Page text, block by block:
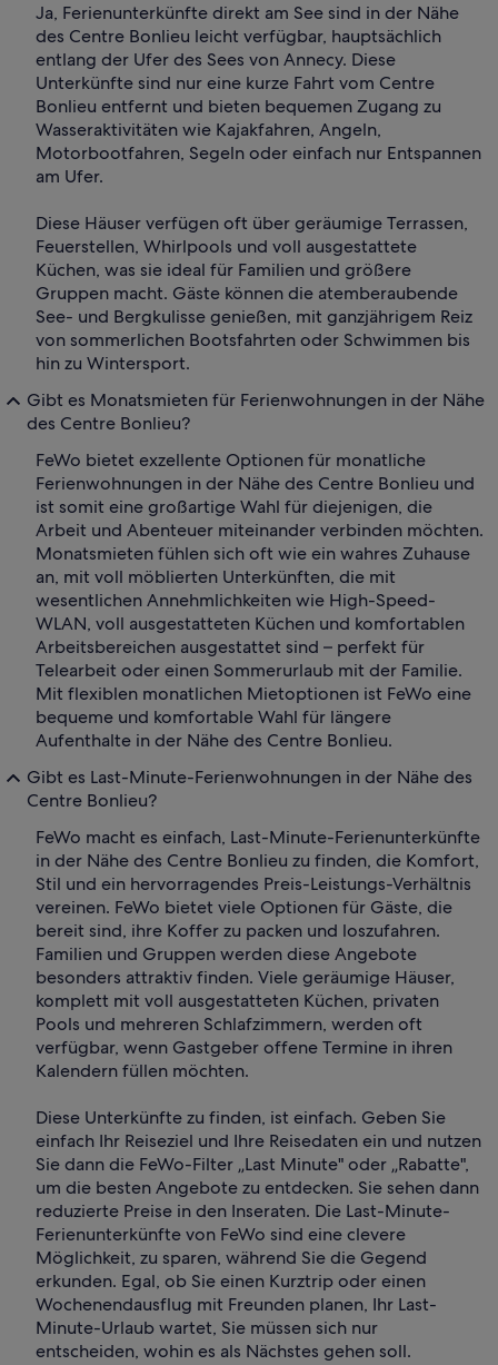
Ja, Ferienunterkünfte direkt am See sind in der Nähe
des Centre Bonlieu leicht verfügbar, hauptsächlich
entlang der Ufer des Sees von Annecy. Diese
Unterkünfte sind nur eine kurze Fahrt vom Centre
Bonlieu entfernt und bieten bequemen Zugang zu
Wasseraktivitäten wie Kajakfahren, Angeln,
Motorbootfahren, Segeln oder einfach nur Entspannen
am Ufer.
Diese Häuser verfügen oft über geräumige Terrassen,
Feuerstellen, Whirlpools und voll ausgestattete
Küchen, was sie ideal für Familien und größere
Gruppen macht. Gäste können die atemberaubende
See- und Bergkulisse genießen, mit ganzjährigem Reiz
von sommerlichen Bootsfahrten oder Schwimmen bis
hin zu Wintersport.
Gibt es Monatsmieten für Ferienwohnungen in der Nähe
des Centre Bonlieu?
FeWo bietet exzellente Optionen für monatliche
Ferienwohnungen in der Nähe des Centre Bonlieu und
ist somit eine großartige Wahl für diejenigen, die
Arbeit und Abenteuer miteinander verbinden möchten.
Monatsmieten fühlen sich oft wie ein wahres Zuhause
an, mit voll möblierten Unterkünften, die mit
wesentlichen Annehmlichkeiten wie High-Speed-
WLAN, voll ausgestatteten Küchen und komfortablen
Arbeitsbereichen ausgestattet sind – perfekt für
Telearbeit oder einen Sommerurlaub mit der Familie.
Mit flexiblen monatlichen Mietoptionen ist FeWo eine
bequeme und komfortable Wahl für längere
Aufenthalte in der Nähe des Centre Bonlieu.
Gibt es Last-Minute-Ferienwohnungen in der Nähe des
Centre Bonlieu?
FeWo macht es einfach, Last-Minute-Ferienunterkünfte
in der Nähe des Centre Bonlieu zu finden, die Komfort,
Stil und ein hervorragendes Preis-Leistungs-Verhältnis
vereinen. FeWo bietet viele Optionen für Gäste, die
bereit sind, ihre Koffer zu packen und loszufahren.
Familien und Gruppen werden diese Angebote
besonders attraktiv finden. Viele geräumige Häuser,
komplett mit voll ausgestatteten Küchen, privaten
Pools und mehreren Schlafzimmern, werden oft
verfügbar, wenn Gastgeber offene Termine in ihren
Kalendern füllen möchten.
Diese Unterkünfte zu finden, ist einfach. Geben Sie
einfach Ihr Reiseziel und Ihre Reisedaten ein und nutzen
Sie dann die FeWo-Filter „Last Minute" oder „Rabatte",
um die besten Angebote zu entdecken. Sie sehen dann
reduzierte Preise in den Inseraten. Die Last-Minute-
Ferienunterkünfte von FeWo sind eine clevere
Möglichkeit, zu sparen, während Sie die Gegend
erkunden. Egal, ob Sie einen Kurztrip oder einen
Wochenendausflug mit Freunden planen, Ihr Last-
Minute-Urlaub wartet, Sie müssen sich nur
entscheiden, wohin es als Nächstes gehen soll.